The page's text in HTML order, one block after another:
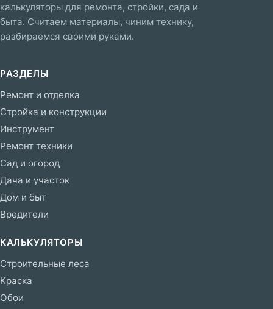
калькуляторы для ремонта, стройки, сада и
быта. Считаем материалы, чиним технику,
разбираемся своими руками.
РАЗДЕЛЫ
Ремонт и отделка
Стройка и конструкции
Инструмент
Ремонт техники
Сад и огород
Дача и участок
Дом и быт
Вредители
КАЛЬКУЛЯТОРЫ
Строительные леса
Краска
Обои